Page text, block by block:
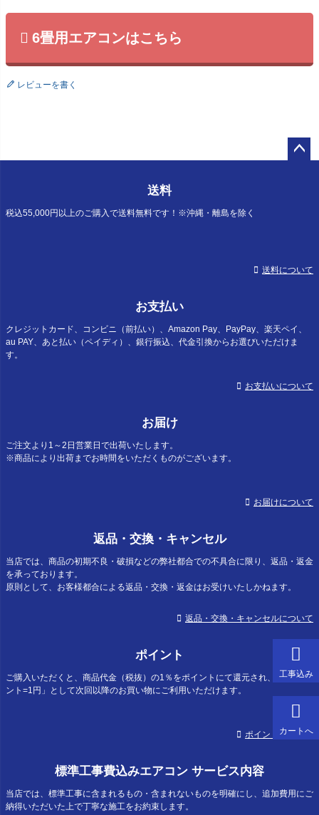
カートへ
工事込み
6畳用エアコンはこちら
レビューを書く
送料
税込55,000円以上のご購入で送料無料です！※沖縄・離島を除く
送料について
お支払い
クレジットカード、コンビニ（前払い）、Amazon Pay、PayPay、楽天ペイ、
au PAY、あと払い（ペイディ）、銀行振込、代金引換からお選びいただけま
す。
お支払いについて
お届け
ご注文より1～2日営業日で出荷いたします。
※商品により出荷までお時間をいただくものがございます。
お届けについて
返品・交換・キャンセル
当店では、商品の初期不良・破損などの弊社都合での不具合に限り、返品・返金
を承っております。
原則として、お客様都合による返品・交換・返金はお受けいたしかねます。
返品・交換・キャンセルについて
ポイント
ご購入いただくと、商品代金（税抜）の1％をポイントにて還元され、「1ポイ
ント=1円」として次回以降のお買い物にご利用いただけます。
ポイントについて
標準工事費込みエアコン サービス内容
当店では、標準工事に含まれるもの・含まれないものを明確にし、追加費用にご
納得いただいた上で丁寧な施工をお約束します。